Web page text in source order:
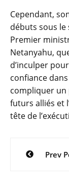
Cependant,
débuts sous le
Premier
Netanyahu,
d’inculper
confiance
compliquer un
futurs alliés et
tête de
Prev